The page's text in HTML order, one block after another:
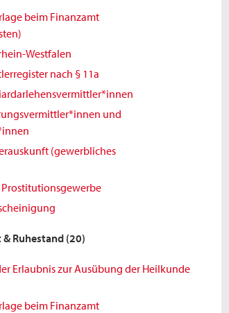
beim Finanzamt
Westfalen
nach § 11a
und
(gewerbliches
Ruhestand (20)
Erlaubnis zur Ausübung der Heilkunde
beim Finanzamt